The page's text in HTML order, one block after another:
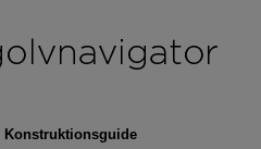
Konstruktionsguide